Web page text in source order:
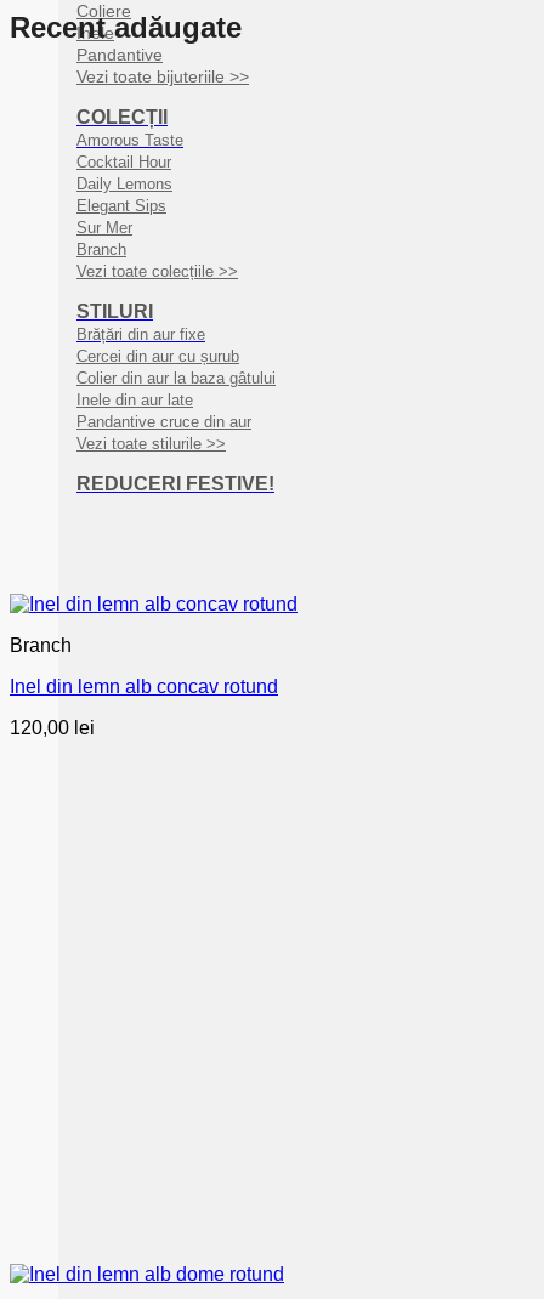
Coliere
Inele
Pandantive
Vezi toate bijuteriile >>
COLECȚII
Amorous Taste
Cocktail Hour
Daily Lemons
Elegant Sips
Sur Mer
Branch
Vezi toate colecțiile >>
STILURI
Brățări din aur fixe
Cercei din aur cu șurub
Colier din aur la baza gâtului
Inele din aur late
Pandantive cruce din aur
Vezi toate stilurile >>
REDUCERI FESTIVE!
Recent adăugate
Branch
Inel din lemn alb concav rotund
120,00 lei